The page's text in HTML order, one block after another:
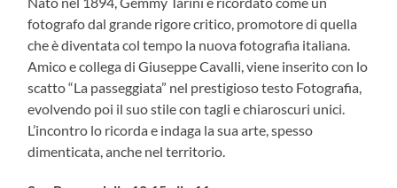
fotografo dal grande rigore critico, promotore di quella
che è diventata col tempo la nuova fotografia italiana.
Amico e collega di Giuseppe Cavalli, viene inserito con lo
scatto “La passeggiata” nel prestigioso testo Fotografia,
evolvendo poi il suo stile con tagli e chiaroscuri unici.
L’incontro lo ricorda e indaga la sua arte, spesso
dimenticata, anche nel territorio.